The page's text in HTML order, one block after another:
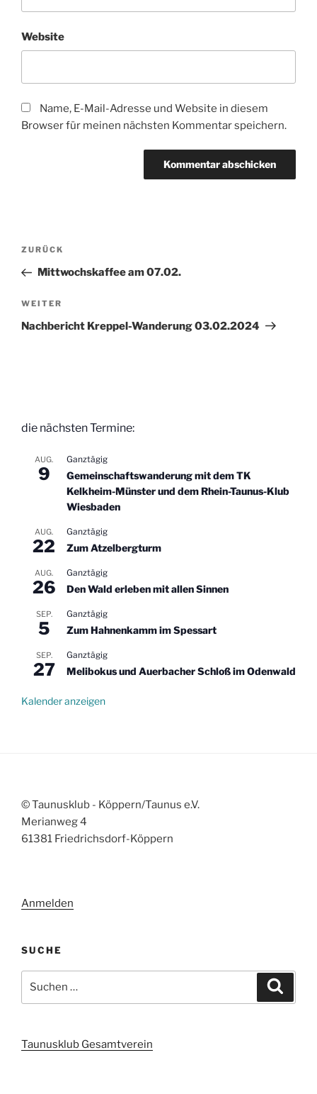
Website
Name, E-Mail-Adresse und Website in diesem
Browser für meinen nächsten Kommentar speichern.
Beitragsnavigation
Vorheriger
Beitrag
ZURÜCK
Mittwochskaffee am 07.02.
Nächster
Beitrag
WEITER
Nachbericht Kreppel-Wanderung 03.02.2024
die nächsten Termine:
AUG.
9
Ganztägig
Gemeinschaftswanderung mit dem TK
Kelkheim-Münster und dem Rhein-Taunus-Klub
Wiesbaden
AUG.
22
Ganztägig
Zum Atzelbergturm
AUG.
26
Ganztägig
Den Wald erleben mit allen Sinnen
SEP.
5
Ganztägig
Zum Hahnenkamm im Spessart
SEP.
27
Ganztägig
Melibokus und Auerbacher Schloß im Odenwald
Kalender anzeigen
© Taunusklub - Köppern/Taunus e.V.
Merianweg 4
61381 Friedrichsdorf-Köppern
Anmelden
SUCHE
nach:
Taunusklub Gesamtverein